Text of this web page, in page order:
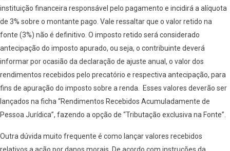
instituição financeira responsável pelo pagamento e incidirá a alíquota
de 3% sobre o montante pago. Vale ressaltar que o valor retido na
fonte (3%) não é definitivo. O imposto retido será considerado
antecipação do imposto apurado, ou seja, o contribuinte deverá
informar por ocasião da declaração de ajuste anual, o valor dos
rendimentos recebidos pelo precatório e respectiva antecipação, para
fins de apuração do imposto sobre a renda. Esses valores deverão ser
lançados na ficha “Rendimentos Recebidos Acumuladamente de
Pessoa Jurídica”, fazendo a opção de “Tributação exclusiva na Fonte”.
Outra dúvida muito frequente é como lançar valores recebidos